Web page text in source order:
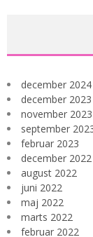
december 2024
december 2023
november 2023
september
februar 2023
december 2022
august 2022
juni 2022
maj 2022
marts 2022
februar 2022